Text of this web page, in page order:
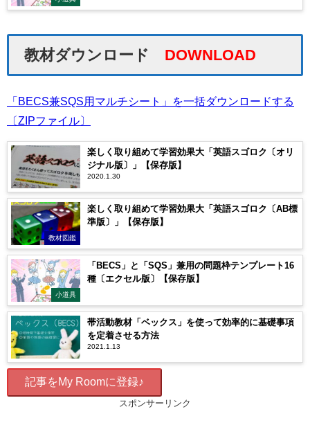
教材ダウンロード DOWNLOAD
「BECS兼SQS用マルチシート」を一括ダウンロードする
〔ZIPファイル〕
楽しく取り組めて学習効果大「英語スゴロク〔オリ
ジナル版〕」【保存版】
2020.1.30
教材図鑑
楽しく取り組めて学習効果大「英語スゴロク〔AB標
準版〕」【保存版】
小道具
「BECS」と「SQS」兼用の問題枠テンプレート16
種〔エクセル版〕【保存版】
帯活動教材「ベックス」を使って効率的に基礎事項
を定着させる方法
2021.1.13
記事をMy Roomに登録♪
スポンサーリンク